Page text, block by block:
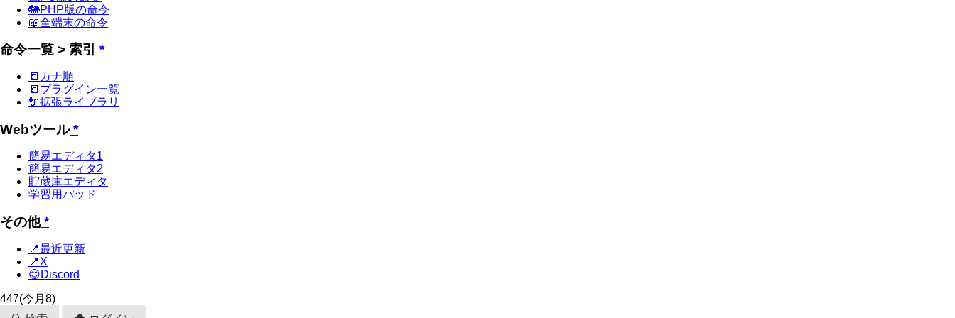
🐘PHP版の命令
📖全端末の命令
命令一覧 > 索引 *
📒カナ順
📒プラグイン一覧
🔌拡張ライブラリ
Webツール*
簡易エディタ1
簡易エディタ2
貯蔵庫エディタ
学習用パッド
その他*
📍最近更新
📍X
😊Discord
447(今月8)